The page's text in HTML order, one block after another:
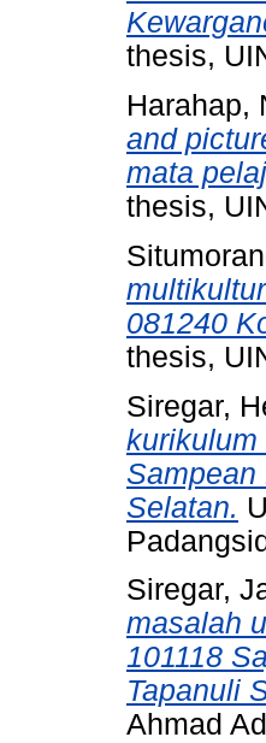
thesis,
Harahap,
and
mata
thesis,
081240
thesis,
Siregar,
kurikulum
Sampean
Selatan.
Siregar,
masalah
101118
Tapanuli
Ahmad